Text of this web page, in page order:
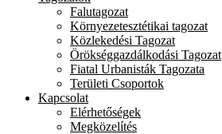
Falutagozat
Környezetesztétikai tagozat
Közlekedési Tagozat
Örökséggazdálkodási Tagozat
Fiatal Urbanisták Tagozata
Területi Csoportok
Kapcsolat
Elérhetőségek
Megközelítés